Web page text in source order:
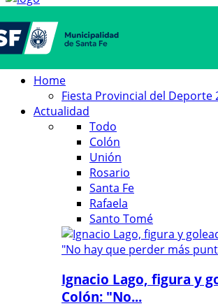
Home
Fiesta Provincial del Deporte
Actualidad
Todo
Colón
Unión
Rosario
Santa Fe
Rafaela
Santo Tomé
Ignacio Lago, figura y
Colón: "No...